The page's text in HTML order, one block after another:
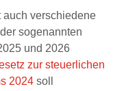
auch verschiedene
sogenannten
und 2026
zur steuerlichen
2024 soll